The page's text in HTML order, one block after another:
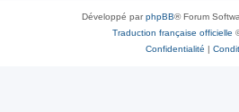
Développé parphpBB® Forum
Traduction française officielle
Confidentialité |